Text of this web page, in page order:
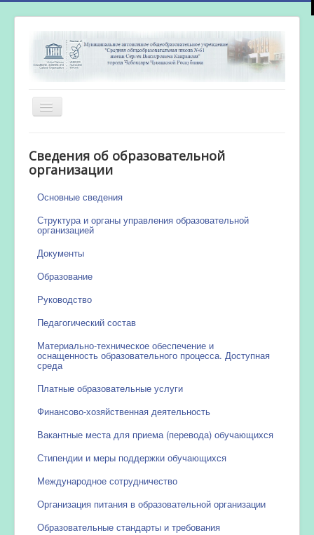
Включить/
выключить
Новости
Сведения об образовательной
организации
Основные сведения
Структура и органы управления образовательной
организацией
Документы
Образование
Руководство
Педагогический состав
Материально-техническое обеспечение и
оснащенность образовательного процесса. Доступная
среда
Платные образовательные услуги
Финансово-хозяйственная деятельность
Вакантные места для приема (перевода) обучающихся
Стипендии и меры поддержки обучающихся
Международное сотрудничество
Организация питания в образовательной организации
Образовательные стандарты и требования